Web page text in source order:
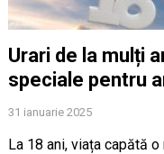
Urari de la mulți
speciale pentru
31 ianuarie 2025
La 18 ani, viața capătă